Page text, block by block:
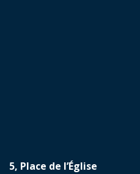
5, Place de l’Église